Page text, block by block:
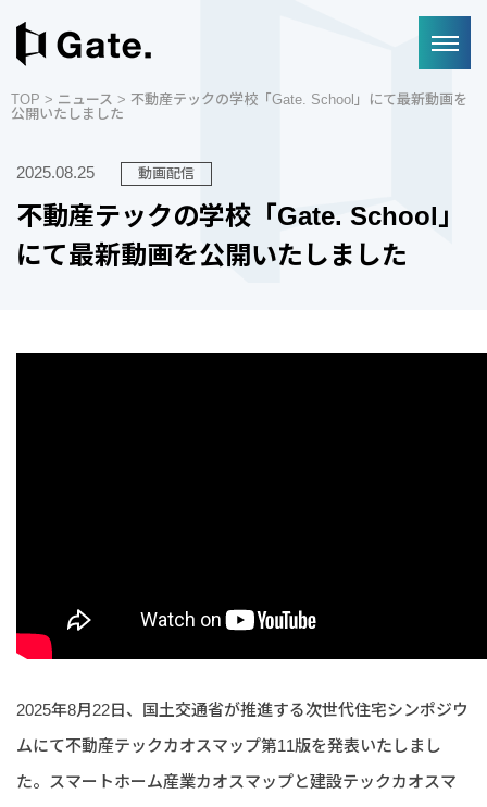
TOP > ニュース > 不動産テックの学校「Gate. School」にて最新動画を
公開いたしました
2025.08.25 動画配信
不動産テックの学校「Gate. School」
にて最新動画を公開いたしました
2025年8月22日、国土交通省が推進する次世代住宅シンポジウ
ムにて不動産テックカオスマップ第11版を発表いたしまし
た。スマートホーム産業カオスマップと建設テックカオスマ